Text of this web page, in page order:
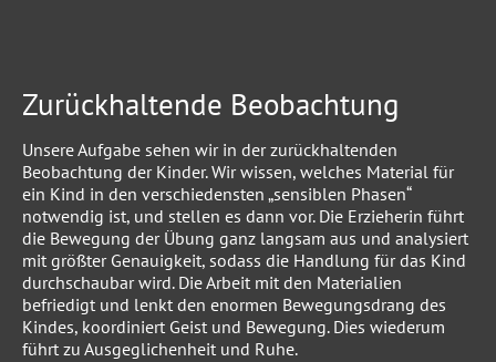
Zurückhaltende Beobachtung
Unsere Aufgabe sehen wir in der zurückhaltenden
Beobachtung der Kinder. Wir wissen, welches Material für
ein Kind in den verschiedensten „sensiblen Phasen“
notwendig ist, und stellen es dann vor. Die Erzieherin führt
die Bewegung der Übung ganz langsam aus und analysiert
mit größter Genauigkeit, sodass die Handlung für das Kind
durchschaubar wird. Die Arbeit mit den Materialien
befriedigt und lenkt den enormen Bewegungsdrang des
Kindes, koordiniert Geist und Bewegung. Dies wiederum
führt zu Ausgeglichenheit und Ruhe.